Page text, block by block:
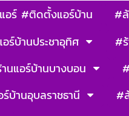
ร์ #ติดตั้งแอร์บ้าน #
ร์บ้านประชาอุทิศ
#
นแอร์บ้านบางบอน
บ้านอุบลราชธานี
#